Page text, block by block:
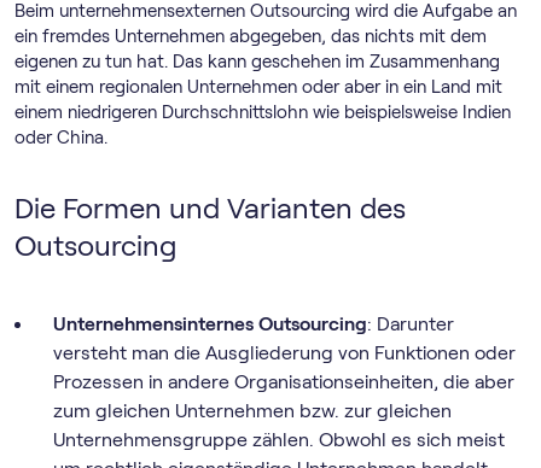
Beim unternehmensexternen Outsourcing wird die Aufgabe an
ein fremdes Unternehmen abgegeben, das nichts mit dem
eigenen zu tun hat. Das kann geschehen im Zusammenhang
mit einem regionalen Unternehmen oder aber in ein Land mit
einem niedrigeren Durchschnittslohn wie beispielsweise Indien
oder China.
Die Formen und Varianten des
Outsourcing
Unternehmensinternes Outsourcing: Darunter
versteht man die Ausgliederung von Funktionen oder
Prozessen in andere Organisationseinheiten, die aber
zum gleichen Unternehmen bzw. zur gleichen
Unternehmensgruppe zählen. Obwohl es sich meist